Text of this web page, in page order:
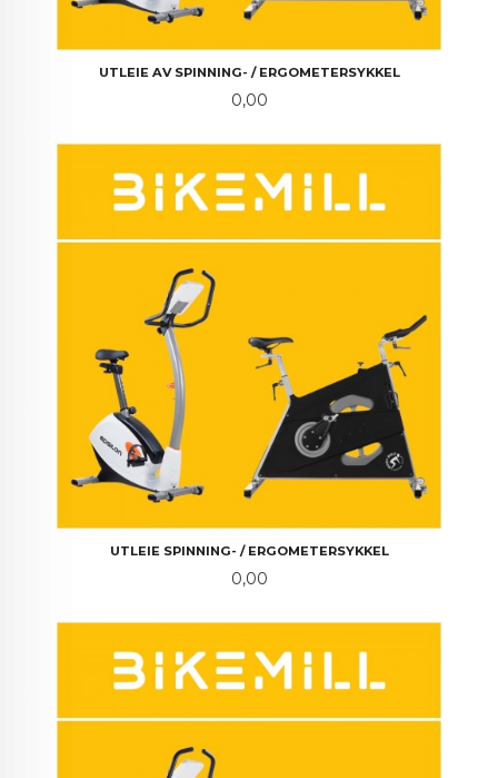
UTLEIE AV SPINNING- / ERGOMETERSYKKEL
Pris
0,00
UTLEIE SPINNING- / ERGOMETERSYKKEL
Pris
0,00